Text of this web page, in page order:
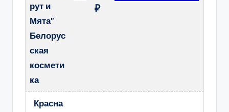
рут и
Мята"
Белорус
ская
космети
ка
₽
Красна